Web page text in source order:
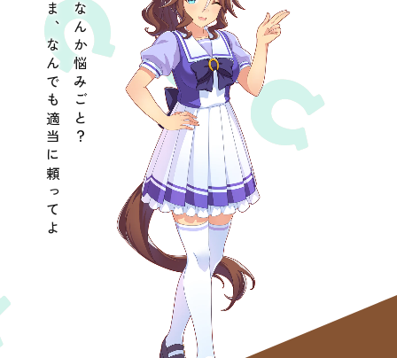
なんか悩みごと？
ま、なんでも適当に頼ってよ